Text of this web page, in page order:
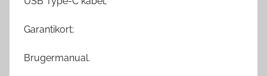
Garantikort;
Brugermanual.